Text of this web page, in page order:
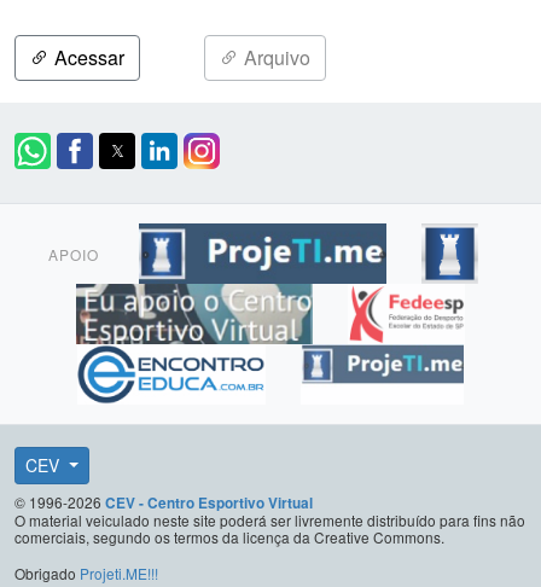
Acessar Arquivo
APOIO
CEV
© 1996-2026 CEV - Centro Esportivo Virtual
O material veiculado neste site poderá ser livremente distribuído para fins não
comerciais, segundo os termos da licença da Creative Commons.
Obrigado Projeti.ME!!!